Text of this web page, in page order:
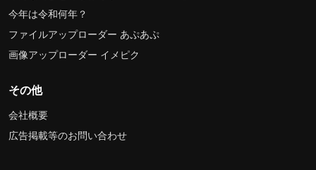
今年は令和何年？
ファイルアップローダー あぷあぷ
画像アップローダー イメピク
その他
会社概要
広告掲載等のお問い合わせ